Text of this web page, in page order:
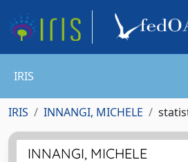
IRIS
IRIS INNANGI, MICHELE
INNANGI, MICHELE